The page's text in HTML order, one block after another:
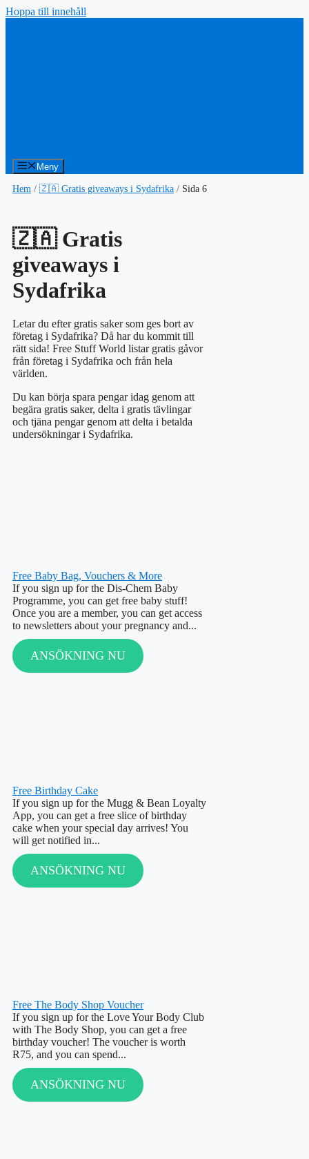
Hoppa till innehåll
Meny
Hem / 🇿🇦 Gratis giveaways i Sydafrika / Sida 6
🇿🇦 Gratis
giveaways i
Sydafrika
Letar du efter gratis saker som ges bort av
företag i Sydafrika? Då har du kommit till
rätt sida! Free Stuff World listar gratis gåvor
från företag i Sydafrika och från hela
världen.
Du kan börja spara pengar idag genom att
begära gratis saker, delta i gratis tävlingar
och tjäna pengar genom att delta i betalda
undersökningar i Sydafrika.
Free Baby Bag, Vouchers & More
If you sign up for the Dis-Chem Baby
Programme, you can get free baby stuff!
Once you are a member, you can get access
to newsletters about your pregnancy and...
ANSÖKNING NU
Free Birthday Cake
If you sign up for the Mugg & Bean Loyalty
App, you can get a free slice of birthday
cake when your special day arrives! You
will get notified in...
ANSÖKNING NU
Free The Body Shop Voucher
If you sign up for the Love Your Body Club
with The Body Shop, you can get a free
birthday voucher! The voucher is worth
R75, and you can spend...
ANSÖKNING NU